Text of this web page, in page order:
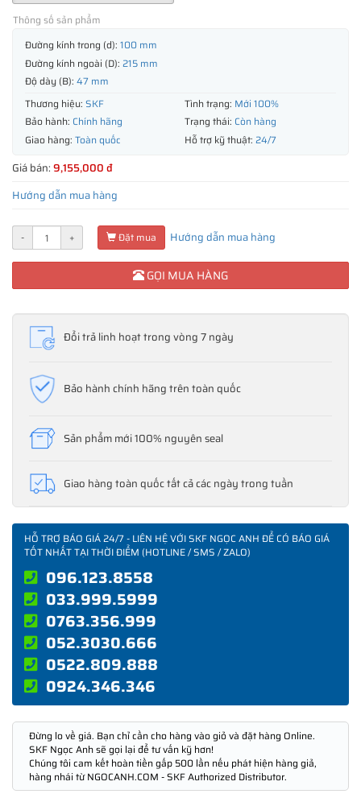
Thông số sản phẩm
Đường kính trong (d): 100 mm
Đường kính ngoài (D): 215 mm
Độ dày (B): 47 mm
Thương hiệu: SKF Tình trạng: Mới 100%
Bảo hành: Chính hãng Trạng thái: Còn hàng
Giao hàng: Toàn quốc Hỗ trợ kỹ thuật: 24/7
Giá bán:9,155,000 đ
Hướng dẫn mua hàng
- + Đặt mua Hướng dẫn mua hàng
GỌI MUA HÀNG
Đổi trả linh hoạt trong vòng 7 ngày
Bảo hành chính hãng trên toàn quốc
Sản phẩm mới 100% nguyên seal
Giao hàng toàn quốc tất cả các ngày trong tuần
HỖ TRỢ BÁO GIÁ 24/7 - LIÊN HỆ VỚI SKF NGỌC ANH ĐỂ CÓ BÁO GIÁ
TỐT NHẤT TẠI THỜI ĐIỂM (HOTLINE / SMS / ZALO)
096.123.8558
033.999.5999
0763.356.999
052.3030.666
0522.809.888
0924.346.346
Đừng lo về giá. Bạn chỉ cần cho hàng vào giỏ và đặt hàng Online.
SKF Ngọc Anh sẽ gọi lại để tư vấn kỹ hơn!
Chúng tôi cam kết hoàn tiền gấp 500 lần nếu phát hiện hàng giả,
hàng nhái từ NGOCANH.COM - SKF Authorized Distributor.